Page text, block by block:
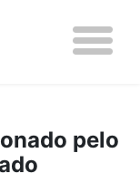
pelo